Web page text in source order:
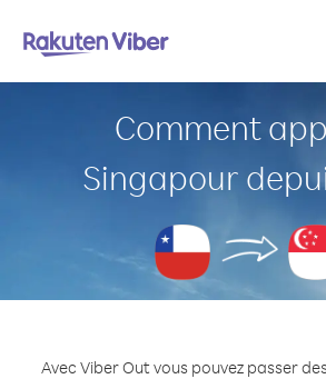
Comment
Singapour
Avec Viber Out vous pouvez passer